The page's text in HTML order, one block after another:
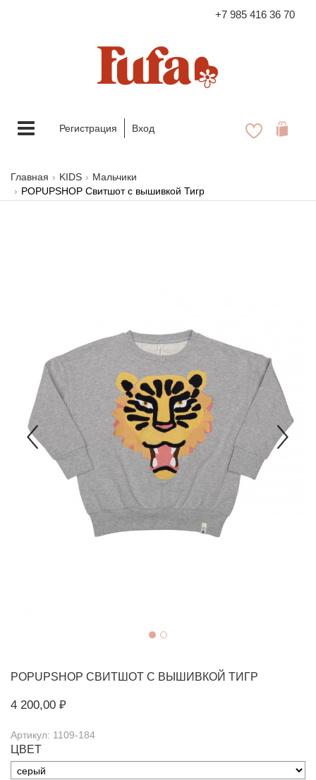
+7 985 416 36 70
FASHION FAMILY STORE
Меню Регистрация Вход
Главная KIDS
Мальчики
POPUPSHOP Свитшот с вышивкой Тигр
POPUPSHOP СВИТШОТ С ВЫШИВКОЙ ТИГР
4 200,00 ₽
Артикул: 1109-184
ЦВЕТ